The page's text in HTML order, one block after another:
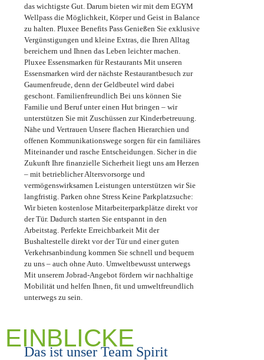
das wichtigste Gut. Darum bieten wir mit dem EGYM
Wellpass die Möglichkeit, Körper und Geist in Balance
zu halten. Pluxee Benefits Pass Genießen Sie exklusive
Vergünstigungen und kleine Extras, die Ihren Alltag
bereichern und Ihnen das Leben leichter machen.
Pluxee Essensmarken für Restaurants Mit unseren
Essensmarken wird der nächste Restaurantbesuch zur
Gaumenfreude, denn der Geldbeutel wird dabei
geschont. Familienfreundlich Bei uns können Sie
Familie und Beruf unter einen Hut bringen – wir
unterstützen Sie mit Zuschüssen zur Kinderbetreuung.
Nähe und Vertrauen Unsere flachen Hierarchien und
offenen Kommunikationswege sorgen für ein familiäres
Miteinander und rasche Entscheidungen. Sicher in die
Zukunft Ihre finanzielle Sicherheit liegt uns am Herzen
– mit betrieblicher Altersvorsorge und
vermögenswirksamen Leistungen unterstützen wir Sie
langfristig. Parken ohne Stress Keine Parkplatzsuche:
Wir bieten kostenlose Mitarbeiterparkplätze direkt vor
der Tür. Dadurch starten Sie entspannt in den
Arbeitstag. Perfekte Erreichbarkeit Mit der
Bushaltestelle direkt vor der Tür und einer guten
Verkehrsanbindung kommen Sie schnell und bequem
zu uns – auch ohne Auto. Umweltbewusst unterwegs
Mit unserem Jobrad-Angebot fördern wir nachhaltige
Mobilität und helfen Ihnen, fit und umweltfreundlich
unterwegs zu sein.
EINBLICKE
Das ist unser Team Spirit